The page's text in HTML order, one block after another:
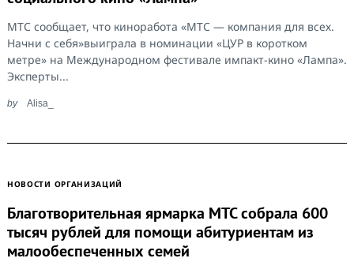
МТС сообщает, что киноработа «МТС — компания для всех.
Начни с себя»выиграла в номинации «ЦУР в коротком
метре» на Международном фестивале импакт-кино «Лампа».
Эксперты...
by Alisa_
НОВОСТИ ОРГАНИЗАЦИЙ
Благотворительная ярмарка МТС собрала 600
тысяч рублей для помощи абитуриентам из
малообеспеченных семей